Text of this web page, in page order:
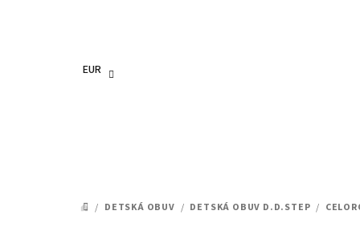
EUR
DOMOV
/ DETSKÁ OBUV / DETSKÁ OBUV D.D.STEP /